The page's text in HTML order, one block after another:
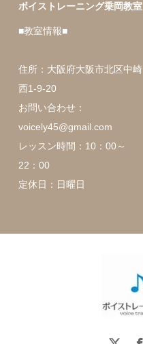
ボイストレーニング乗岡教室
■教室情報■
住所：大阪府大阪市北区中崎
西1-9-20
お問い合わせ：
voicely45@gmail.com
レッスン時間：10：00～
22：00
定休日：日曜日